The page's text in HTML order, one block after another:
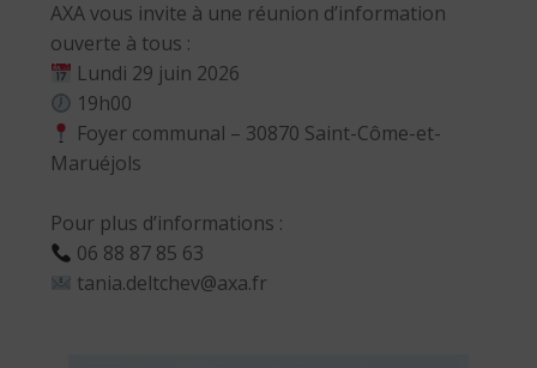
AXA vous invite à une réunion d’information
ouverte à tous :
Lundi 29 juin 2026
19h00
Foyer communal – 30870 Saint-Côme-et-
Maruéjols
Pour plus d’informations :
06 88 87 85 63
tania.deltchev@axa.fr